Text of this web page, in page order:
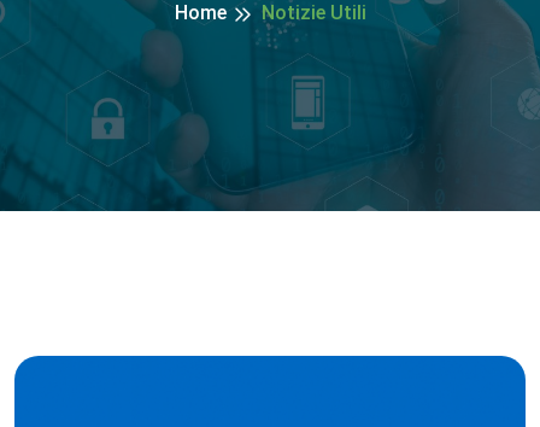
Home Notizie Utili